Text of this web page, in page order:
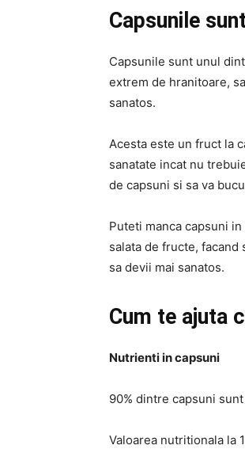
Capsunile
Capsunile sunt unul
extrem de hranitoare,
sanatos.
Acesta este un fruct la
sanatate incat nu
de capsuni si sa va
Puteti manca capsuni
salata de fructe,
sa devii mai sanatos.
Cum te ajuta
Nutrienti in capsuni
90% dintre capsuni
Valoarea nutritionala la